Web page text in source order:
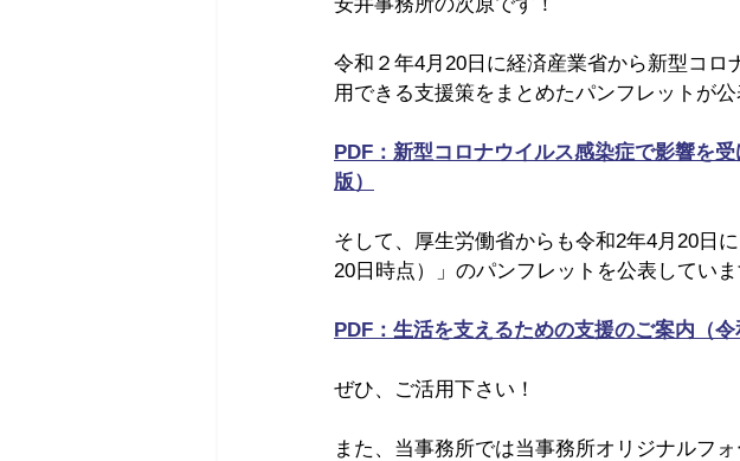
令和２年4月20日に経済産業省から新型コ
用できる支援策をまとめたパンフレットが公
PDF：新型コロナウイルス感染症で影響を
版）
そして、厚生労働省からも令和2年4月20日
20日時点）」のパンフレットを公表していま
PDF：生活を支えるための支援のご案内（令
ぜひ、ご活用下さい！
また、当事務所では当事務所オリジナルフ